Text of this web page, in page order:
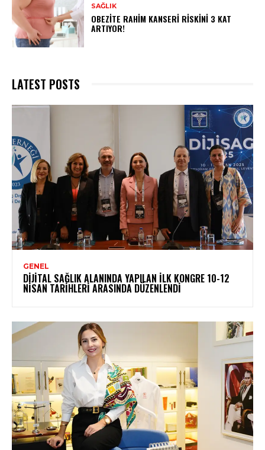
SAĞLIK
OBEZITE RAHIM KANSERI RISKINI 3 KAT
ARTIYOR!
LATEST POSTS
GENEL
DIJITAL SAĞLIK ALANINDA YAPILAN İLK KONGRE 10-12
NISAN TARIHLERI ARASINDA DÜZENLENDI